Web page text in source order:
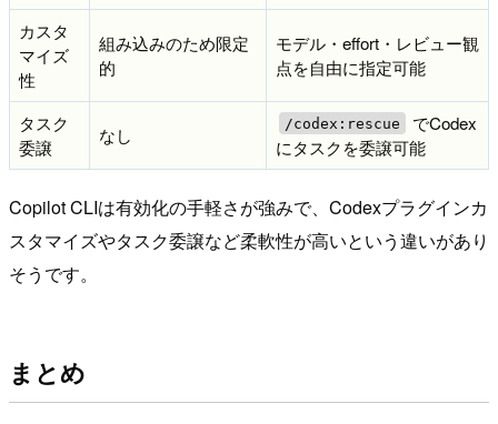
カスタ
マイズ
性
組み込みのため限定
的
モデル・effort・レビュー観
点を自由に指定可能
タスク
委譲
なし /codex:rescue
でCodex
にタスクを委譲可能
Copilot CLIは有効化の手軽さが強みで、Codexプラグインカ
スタマイズやタスク委譲など柔軟性が高いという違いがあり
そうです。
まとめ